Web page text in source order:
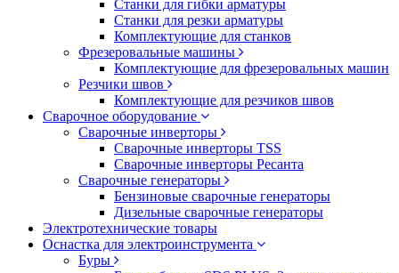
Станки для гибки арматуры
Станки для резки арматуры
Комплектующие для станков
Фрезеровальные машины
Комплектующие для фрезеровальных машин
Резчики швов
Комплектующие для резчиков швов
Сварочное оборудование
Сварочные инверторы
Сварочные инверторы TSS
Сварочные инверторы Ресанта
Сварочные генераторы
Бензиновые сварочные генераторы
Дизельные сварочные генераторы
Электротехнические товары
Оснастка для электроинструмента
Буры